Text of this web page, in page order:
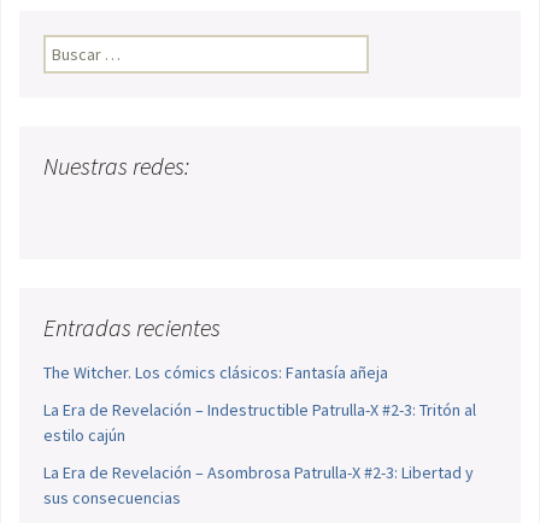
Buscar:
Nuestras redes:
Entradas recientes
The Witcher. Los cómics clásicos: Fantasía añeja
La Era de Revelación – Indestructible Patrulla-X #2-3: Tritón al
estilo cajún
La Era de Revelación – Asombrosa Patrulla-X #2-3: Libertad y
sus consecuencias